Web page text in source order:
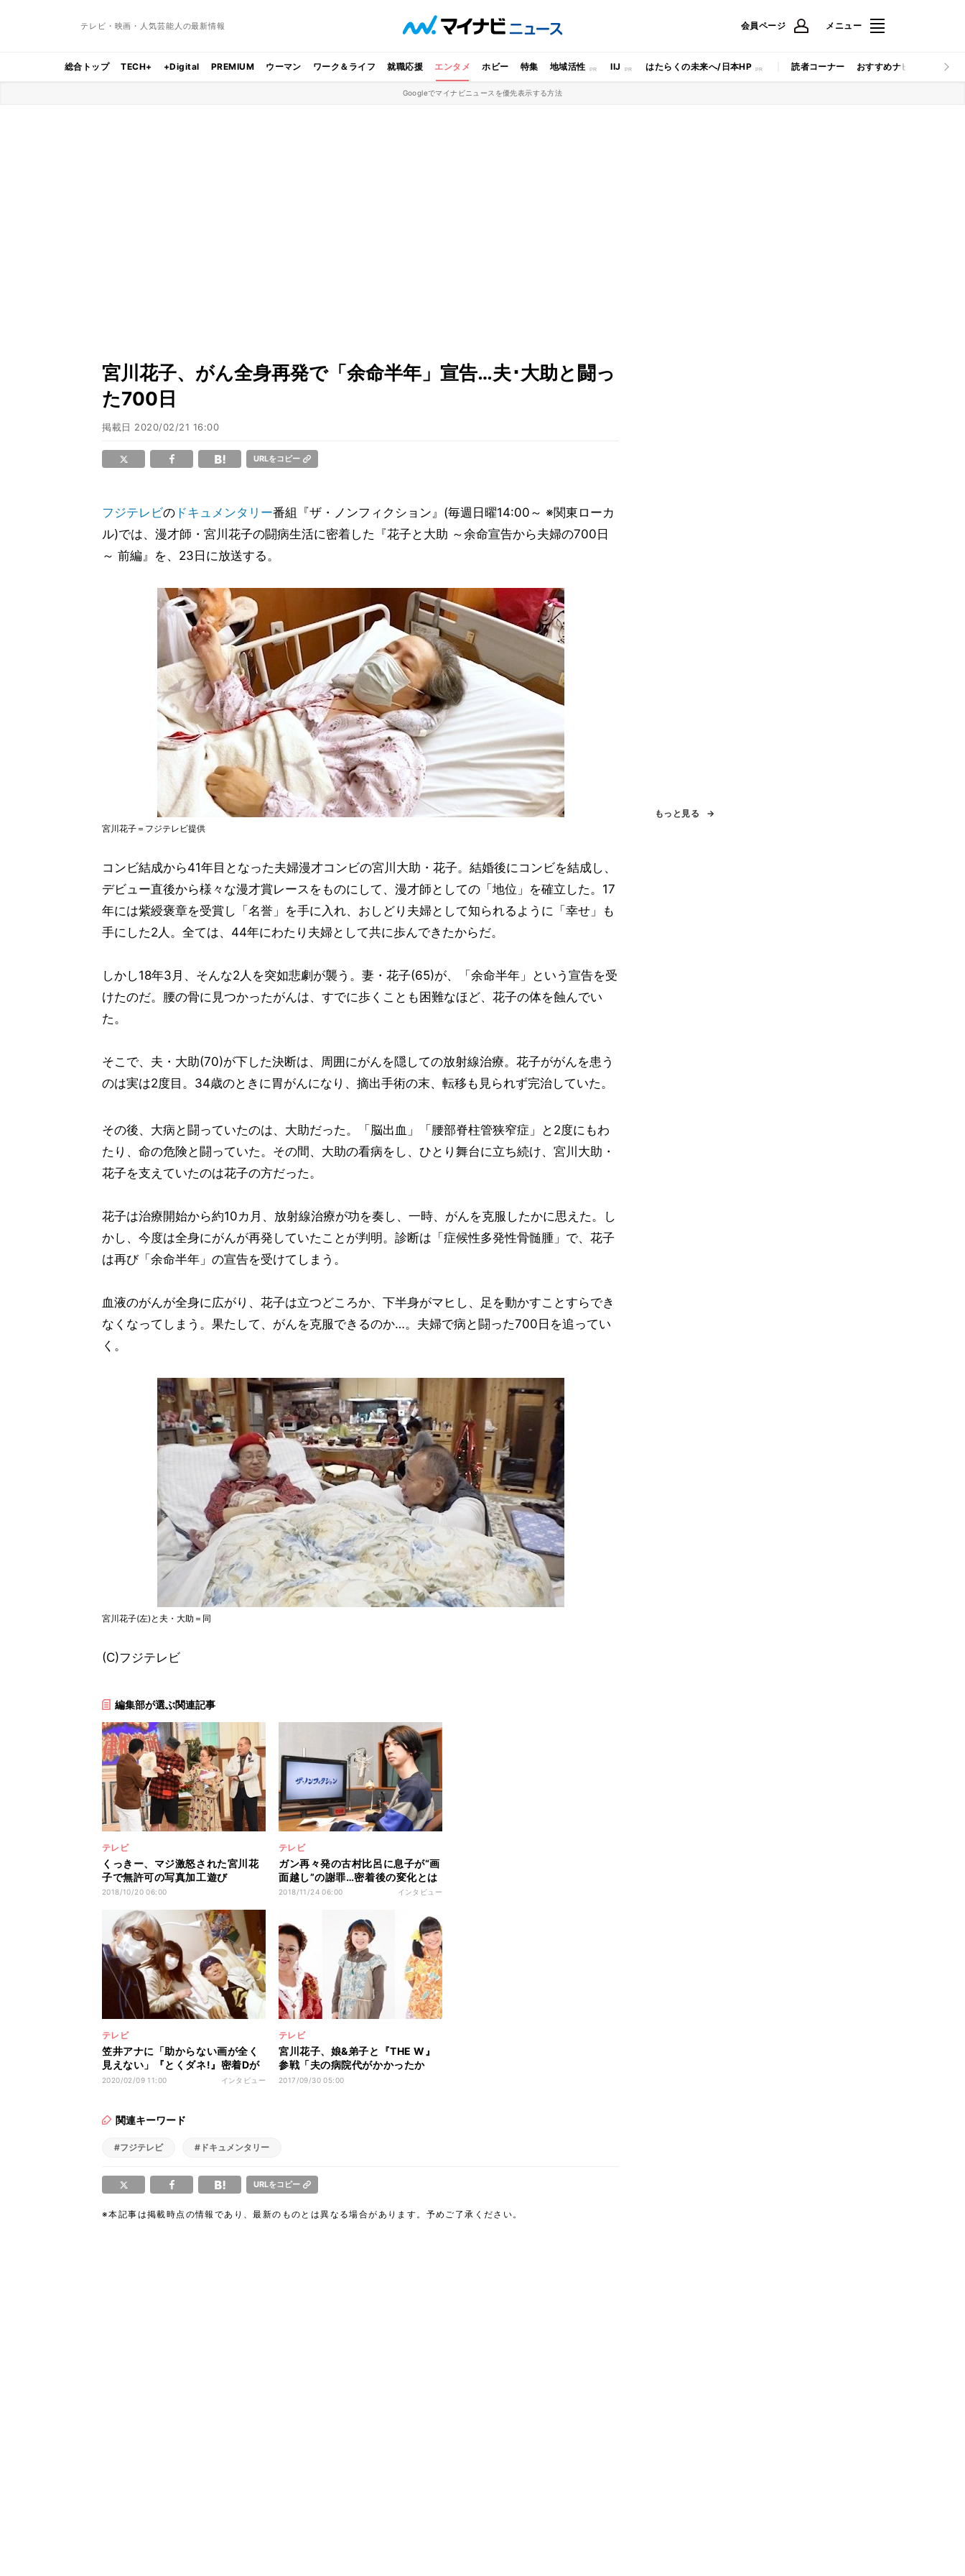
テレビ・映画・人気芸能人の最新情報 会員ページ メニュー
総合トップ TECH+ +Digital PREMIUM ウーマン ワーク＆ライフ 就職応援 エンタメ ホビー 特集 地域活性 IIJ はたらくの未来へ/日本HP 読者コーナー おすすめナビ マイナビ
Googleでマイナビニュースを優先表示する方法
宮川花子、がん全身再発で「余命半年」宣告…夫･大助と闘っ
た700日
掲載日 2020/02/21 16:00
URLをコピー
フジテレビの ドキュメンタリー番組『ザ・ノンフィクション』(毎週日曜14:00～ ※関東ローカ
ル)では、漫才師・宮川花子の闘病生活に密着した『花子と大助 ～余命宣告から夫婦の700日
～ 前編』を、23日に放送する。
宮川花子＝フジテレビ提供
コンビ結成から41年目となった夫婦漫才コンビの宮川大助・花子。結婚後にコンビを結成し、
デビュー直後から様々な漫才賞レースをものにして、漫才師としての「地位」を確立した。17
年には紫綬褒章を受賞し「名誉」を手に入れ、おしどり夫婦として知られるように「幸せ」も
手にした2人。全ては、44年にわたり夫婦として共に歩んできたからだ。
しかし18年3月、そんな2人を突如悲劇が襲う。妻・花子(65)が、「余命半年」という宣告を受
けたのだ。腰の骨に見つかったがんは、すでに歩くことも困難なほど、花子の体を蝕んでい
た。
そこで、夫・大助(70)が下した決断は、周囲にがんを隠しての放射線治療。花子ががんを患う
のは実は2度目。34歳のときに胃がんになり、摘出手術の末、転移も見られず完治していた。
その後、大病と闘っていたのは、大助だった。「脳出血」「腰部脊柱管狭窄症」と2度にもわ
たり、命の危険と闘っていた。その間、大助の看病をし、ひとり舞台に立ち続け、宮川大助・
花子を支えていたのは花子の方だった。
花子は治療開始から約10カ月、放射線治療が功を奏し、一時、がんを克服したかに思えた。し
かし、今度は全身にがんが再発していたことが判明。診断は「症候性多発性骨髄腫」で、花子
は再び「余命半年」の宣告を受けてしまう。
血液のがんが全身に広がり、花子は立つどころか、下半身がマヒし、足を動かすことすらでき
なくなってしまう。果たして、がんを克服できるのか…。夫婦で病と闘った700日を追ってい
く。
宮川花子(左)と夫・大助＝同
(C)フジテレビ
編集部が選ぶ関連記事
テレビ
くっきー、マジ激怒された宮川花
子で無許可の写真加工遊び
2018/10/20 06:00
テレビ
ガン再々発の古村比呂に息子が“画
面越し”の謝罪…密着後の変化とは
2018/11/24 06:00 インタビュー
テレビ
笠井アナに「助からない画が全く
見えない」『とくダネ!』密着Dが
感じる希望
2020/02/09 11:00 インタビュー
テレビ
宮川花子、娘&弟子と『THE W』
参戦「夫の病院代がかかったか
ら…(笑)」
2017/09/30 05:00
関連キーワード
#フジテレビ #ドキュメンタリー
URLをコピー
※本記事は掲載時点の情報であり、最新のものとは異なる場合があります。予めご了承ください。
もっと見る